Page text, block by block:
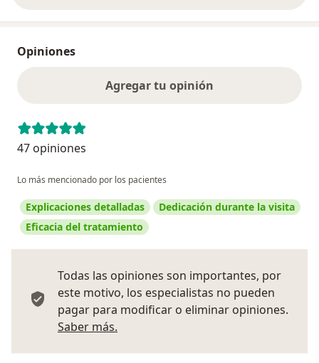
Opiniones
Agregar tu opinión
47 opiniones
Lo más mencionado por los pacientes
Explicaciones detalladas
Dedicación durante la visita
Eficacia del tratamiento
Todas las opiniones son importantes, por
este motivo, los especialistas no pueden
pagar para modificar o eliminar opiniones.
Saber más.